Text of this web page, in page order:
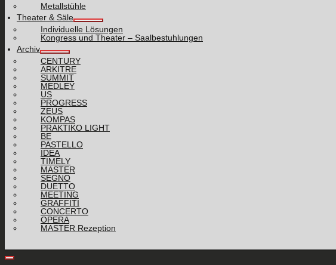
Metallstühle
Theater & Säle
Individuelle Lösungen
Kongress und Theater – Saalbestuhlungen
Archiv
CENTURY
ARKITRE
SUMMIT
MEDLEY
US
PROGRESS
ZEUS
KOMPAS
PRAKTIKO LIGHT
BE
PASTELLO
IDEA
TIMELY
MASTER
SEGNO
DUETTO
MEETING
GRAFFITI
CONCERTO
OPERA
MASTER Rezeption